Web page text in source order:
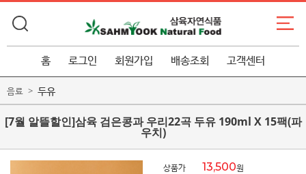
홈 로그인 회원가입 배송조회 고객센터
음료 두유
[7월 알뜰할인]삼육 검은콩과 우리22곡 두유 190ml X 15팩(파
우치)
상품가 13,500원